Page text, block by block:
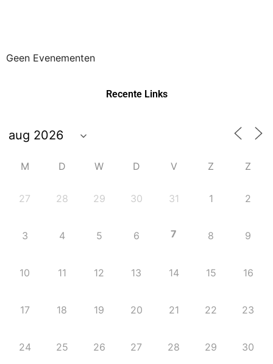
Geen Evenementen
Recente Links
M D W D V Z Z
27 28 29 30 31 1 2
3 4 5 6 7 8 9
10 11 12 13 14 15 16
17 18 19 20 21 22 23
24 25 26 27 28 29 30